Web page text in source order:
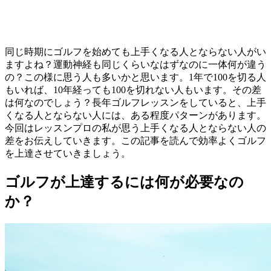
同じ時期にゴルフを始めても上手くなる人とならない人がい
ますよね？運動神経も同じくらいなはずなのに一体何が違う
の？この様に思う人も多いかと思います。1年で100を切る人
もいれば、10年経っても100を切れない人もいます。その差
は何なのでしょう？長年ゴルフレッスンをしていると、上手
くなる人とならない人には、ある程度パターンがあります。
今回はレッスンプロの私が思う上手くなる人とならない人の
差をお伝えしていきます。この記事を読んで効率よくゴルフ
を上達させていきましょう。
ゴルフが上達するには何が必要なの
か？